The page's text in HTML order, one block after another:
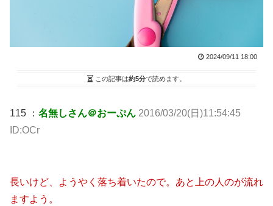
2024/09/11 18:00
この記事は約5分で読めます。
115 ： 名無しさん＠おーぷん 2016/03/20(日)11:54:45
ID:OCr
長いけど、ようやく落ち着いたので。あと上の人のが流れ
ますよう。